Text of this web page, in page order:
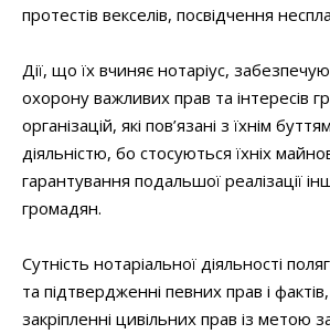
протестів векселів, посвідчення
Дії, що їх вчиняє нотаріус,
охорону важливих прав та інтересів
організацій, які пов’язані з їхнім
діяльністю, бо стосуються їхніх
гарантування подальшої реалізації
громадян.
Сутність нотаріальної діяльності
та підтвердженні певних прав і
закріпленні цивільних прав із метою